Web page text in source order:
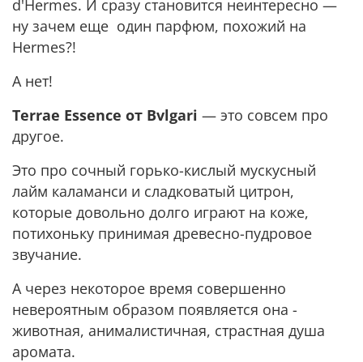
d'Hermes. И сразу становится неинтересно —
ну зачем еще один парфюм, похожий на
Hermes?!
А нет!
Terrae Essence от Bvlgari — это совсем про
другое.
Это про сочный горько-кислый мускусный
лайм каламанси и сладковатый цитрон,
которые довольно долго играют на коже,
потихоньку принимая древесно-пудровое
звучание.
А через некоторое время совершенно
невероятным образом появляется она -
животная, анималистичная, страстная душа
аромата.